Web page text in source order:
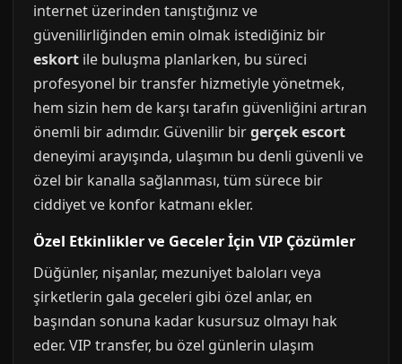
internet üzerinden tanıştığınız ve
güvenilirliğinden emin olmak istediğiniz bir
eskort ile buluşma planlarken, bu süreci
profesyonel bir transfer hizmetiyle yönetmek,
hem sizin hem de karşı tarafın güvenliğini artıran
önemli bir adımdır. Güvenilir birgerçek escort
deneyimi arayışında, ulaşımın bu denli güvenli ve
özel bir kanalla sağlanması, tüm sürece bir
ciddiyet ve konfor katmanı ekler.
Özel Etkinlikler ve Geceler İçin VIP Çözümler
Düğünler, nişanlar, mezuniyet baloları veya
şirketlerin gala geceleri gibi özel anlar, en
başından sonuna kadar kusursuz olmayı hak
eder. VIP transfer, bu özel günlerin ulaşım